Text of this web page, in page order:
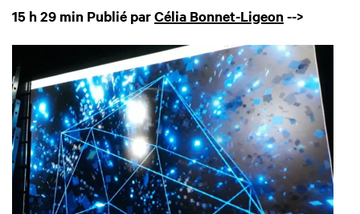
15 h 29 min Publié parCélia Bonnet-Ligeon-->